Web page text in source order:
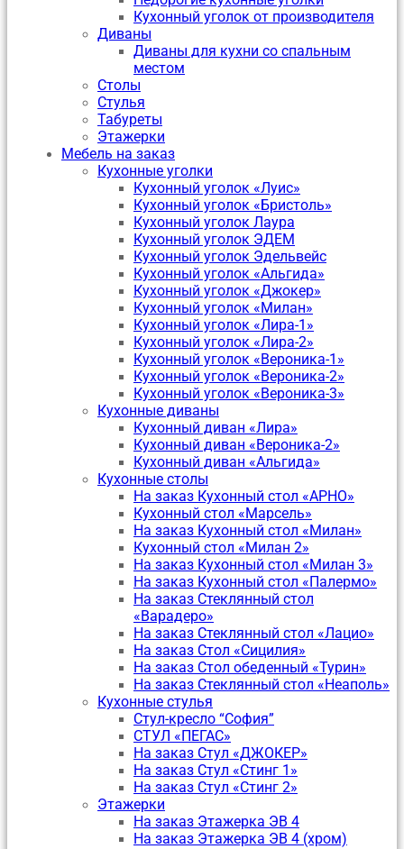
Кухонный уголок от производителя
Диваны
Диваны для кухни со спальным
местом
Столы
Стулья
Табуреты
Этажерки
Мебель на заказ
Кухонные уголки
Кухонный уголок «Луис»
Кухонный уголок «Бристоль»
Кухонный уголок Лаура
Кухонный уголок ЭДЕМ
Кухонный уголок Эдельвейс
Кухонный уголок «Альгида»
Кухонный уголок «Джокер»
Кухонный уголок «Милан»
Кухонный уголок «Лира-1»
Кухонный уголок «Лира-2»
Кухонный уголок «Вероника-1»
Кухонный уголок «Вероника-2»
Кухонный уголок «Вероника-3»
Кухонные диваны
Кухонный диван «Лира»
Кухонный диван «Вероника-2»
Кухонный диван «Альгида»
Кухонные столы
На заказ Кухонный стол «АРНО»
Кухонный стол «Марсель»
На заказ Кухонный стол «Милан»
Кухонный стол «Милан 2»
На заказ Кухонный стол «Милан 3»
На заказ Кухонный стол «Палермо»
На заказ Стеклянный стол
«Варадеро»
На заказ Стеклянный стол «Лацио»
На заказ Стол «Сицилия»
На заказ Стол обеденный «Турин»
На заказ Стеклянный стол «Неаполь»
Кухонные стулья
Стул-кресло “София”
CТУЛ «ПЕГАС»
На заказ Стул «ДЖОКЕР»
На заказ Стул «Стинг 1»
На заказ Стул «Стинг 2»
Этажерки
На заказ Этажерка ЭВ 4
На заказ Этажерка ЭВ 4 (хром)